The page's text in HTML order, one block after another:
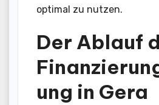
optimal zu nutzen.
Der Ablauf
ung in Gera